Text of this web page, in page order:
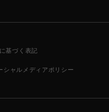
基づく表記
シャルメディアポリシー